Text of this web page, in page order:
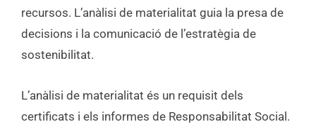
recursos. L’anàlisi de materialitat guia la presa de
decisions i la comunicació de l’estratègia de
sostenibilitat.
L’anàlisi de materialitat és un requisit dels
certificats i els informes de Responsabilitat Social.